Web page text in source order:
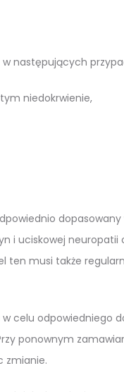
następujących
niedokrwienie,
i uciskowej
ten musi także
celu odpowiedniego
ponownym
zmianie.